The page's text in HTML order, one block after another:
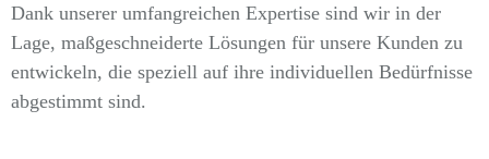
Dank unserer umfangreichen Expertise sind wir in der
Lage, maßgeschneiderte Lösungen für unsere Kunden zu
entwickeln, die speziell auf ihre individuellen Bedürfnisse
abgestimmt sind.